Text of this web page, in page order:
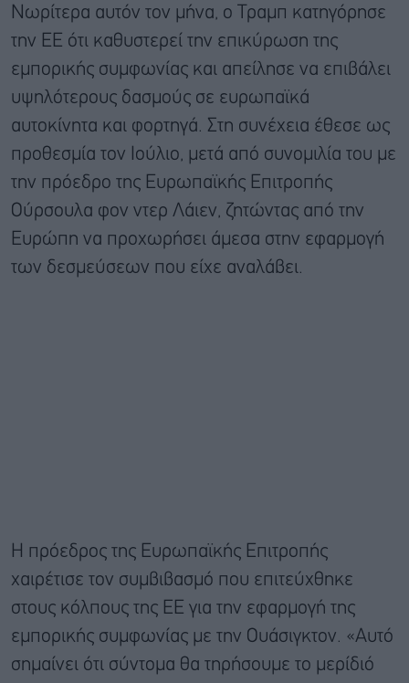
Νωρίτερα αυτόν τον μήνα, ο Τραμπ κατηγόρησε
την ΕΕ ότι καθυστερεί την επικύρωση της
εμπορικής συμφωνίας και απείλησε να επιβάλει
υψηλότερους δασμούς σε ευρωπαϊκά
αυτοκίνητα και φορτηγά. Στη συνέχεια έθεσε ως
προθεσμία τον Ιούλιο, μετά από συνομιλία του με
την πρόεδρο της Ευρωπαϊκής Επιτροπής
Ούρσουλα φον ντερ Λάιεν, ζητώντας από την
Ευρώπη να προχωρήσει άμεσα στην εφαρμογή
των δεσμεύσεων που είχε αναλάβει.
Η πρόεδρος της Ευρωπαϊκής Επιτροπής
χαιρέτισε τον συμβιβασμό που επιτεύχθηκε
στους κόλπους της ΕΕ για την εφαρμογή της
εμπορικής συμφωνίας με την Ουάσιγκτον. «Αυτό
σημαίνει ότι σύντομα θα τηρήσουμε το μερίδιό